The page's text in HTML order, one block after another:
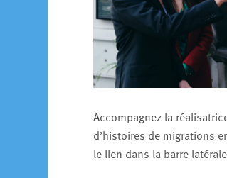
Accompagnez la
d’histoires de migrations
le lien dans la barre